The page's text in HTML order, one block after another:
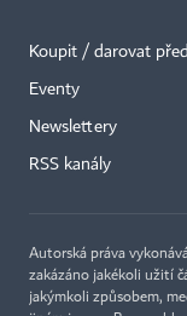
Koupit / darovat
Eventy
Newslettery
RSS kanály
Autorská práva
zakázáno jakékoli užití
jakýmkoli způsobem,